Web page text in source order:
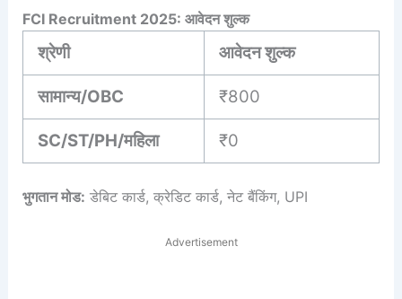
FCI Recruitment 2025: आवेदन शुल्क
श्रेणी आवेदन शुल्क
सामान्य/OBC ₹800
SC/ST/PH/महिला ₹0
भुगतान मोड: डेबिट कार्ड, क्रेडिट कार्ड, नेट बैंकिंग, UPI
Advertisement